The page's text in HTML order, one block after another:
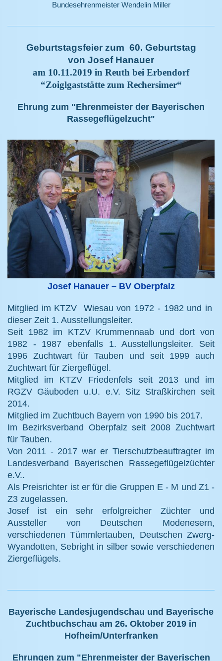
Bundesehrenmeister Wendelin Miller
Geburtstagsfeier zum 60. Geburtstag
von Josef Hanauer
am 10.11.2019 in Reuth bei Erbendorf
“Zoiglgaststätte zum Rechersimer“
Ehrung zum "Ehrenmeister der Bayerischen
Rassegeflügelzucht"
Josef Hanauer – BV Oberpfalz
Mitglied im KTZV Wiesau von 1972 - 1982 und in
dieser Zeit 1. Ausstellungsleiter.
Seit 1982 im KTZV Krummennaab und dort von
1982 - 1987 ebenfalls 1. Ausstellungsleiter. Seit
1996 Zuchtwart für Tauben und seit 1999 auch
Zuchtwart für Ziergeflügel.
Mitglied im KTZV Friedenfels seit 2013 und im
RGZV Gäuboden u.U. e.V. Sitz Straßkirchen seit
2014.
Mitglied im Zuchtbuch Bayern von 1990 bis 2017.
Im Bezirksverband Oberpfalz seit 2008 Zuchtwart
für Tauben.
Von 2011 - 2017 war er Tierschutzbeauftragter im
Landesverband Bayerischen Rassegeflügelzüchter
e.V..
Als Preisrichter ist er für die Gruppen E - M und Z1 -
Z3 zugelassen.
Josef ist ein sehr erfolgreicher Züchter und
Aussteller von Deutschen Modenesern,
verschiedenen Tümmlertauben, Deutschen Zwerg-
Wyandotten, Sebright in silber sowie verschiedenen
Ziergeflügels.
Bayerische Landesjugendschau und Bayerische
Zuchtbuchschau am 26. Oktober 2019 in
Hofheim/Unterfranken
Ehrungen zum "Ehrenmeister der Bayerischen